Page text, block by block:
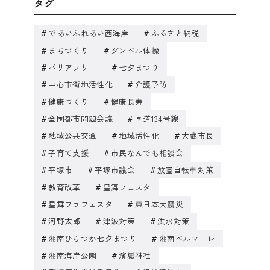
タグ
であいふれあい西海岸
ふるさと納税
まちづくり
ダンベル体操
バリアフリー
七夕まつり
中心市街地活性化
介護予防
健康づくり
健康長寿
全国都市問題会議
国道134号線
地域公共交通
地域活性化
大蔵市長
子育て支援
市民なんでも相談会
平塚市
平塚市議会
放置自転車対策
教育改革
星舞フェスタ
星舞フラフェスタ
東日本大震災
河野太郎
津波対策
洪水対策
湘南ひらつか七夕まつり
湘南ベルマーレ
湘南海岸公園
濱嶽神社